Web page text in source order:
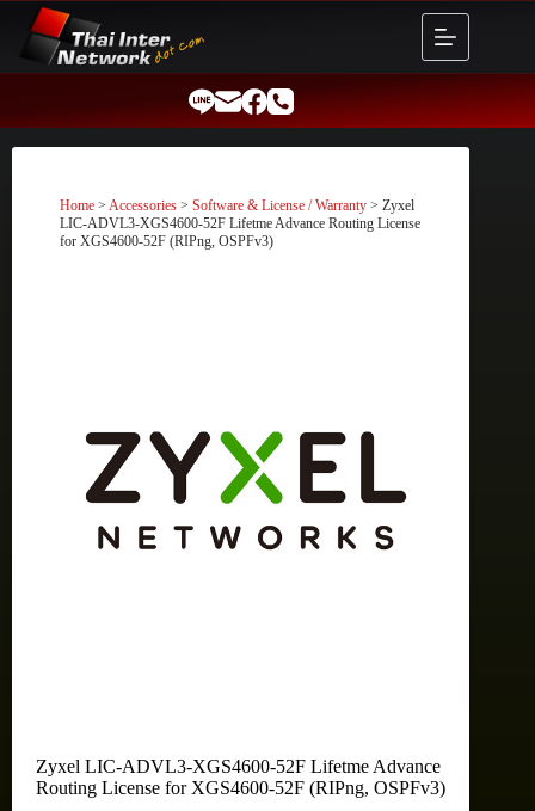
content
Home > Accessories > Software & License / Warranty > Zyxel
LIC-ADVL3-XGS4600-52F Lifetme Advance Routing License
for XGS4600-52F (RIPng, OSPFv3)
Zyxel LIC-ADVL3-XGS4600-52F Lifetme Advance
Routing License for XGS4600-52F (RIPng, OSPFv3)